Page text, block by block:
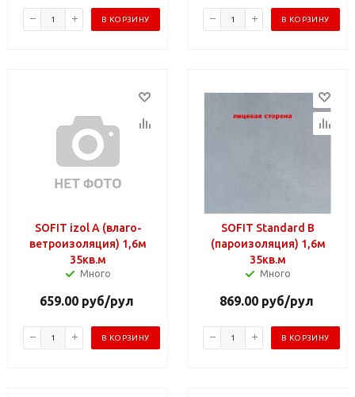
В КОРЗИНУ В КОРЗИНУ
SOFIT izol А (влаго-
ветроизоляция) 1,6м
35кв.м
Много
659.00руб/рул
В КОРЗИНУ
SOFIT Standard В
(пароизоляция) 1,6м
35кв.м
Много
869.00руб/рул
В КОРЗИНУ